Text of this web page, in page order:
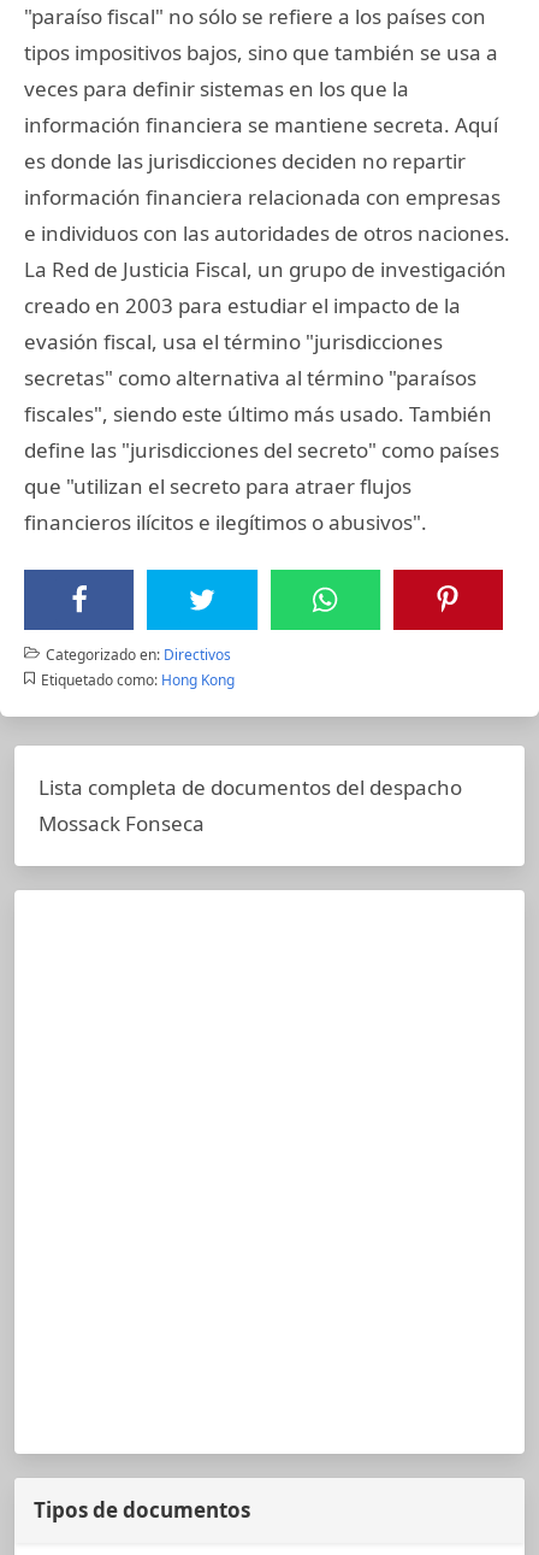
"paraíso fiscal" no sólo se refiere a los países con
tipos impositivos bajos, sino que también se usa a
veces para definir sistemas en los que la
información financiera se mantiene secreta. Aquí
es donde las jurisdicciones deciden no repartir
información financiera relacionada con empresas
e individuos con las autoridades de otros naciones.
La Red de Justicia Fiscal, un grupo de investigación
creado en 2003 para estudiar el impacto de la
evasión fiscal, usa el término "jurisdicciones
secretas" como alternativa al término "paraísos
fiscales", siendo este último más usado. También
define las "jurisdicciones del secreto" como países
que "utilizan el secreto para atraer flujos
financieros ilícitos e ilegítimos o abusivos".
Categorizado en: Directivos
Etiquetado como: Hong Kong
Lista completa de documentos del despacho
Mossack Fonseca
Tipos de documentos